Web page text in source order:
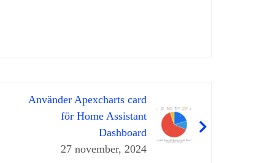
Använder Apexcharts card
för Home Assistant
Dashboard
27 november, 2024